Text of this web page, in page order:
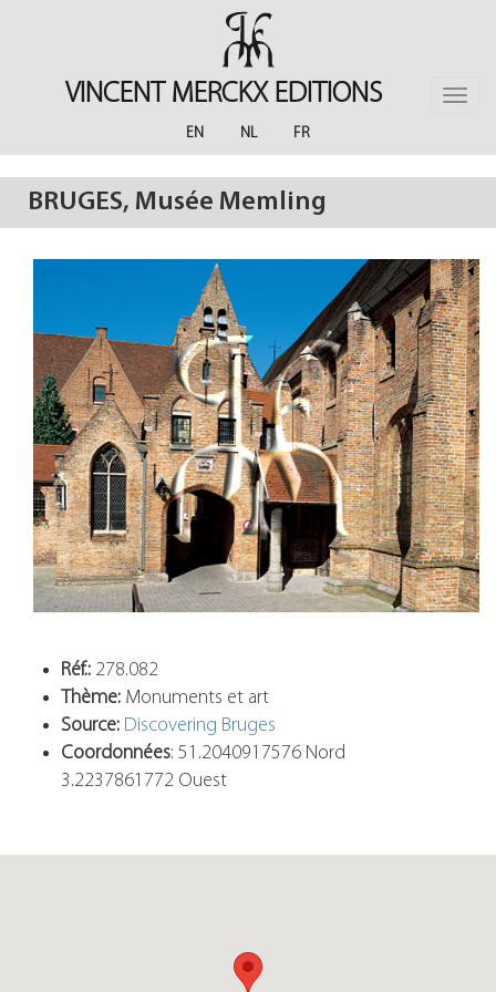
VINCENT MERCKX EDITIONS
Toggle
EN
NL FR
BRUGES, Musée Memling
Réf.: 278.082
Thème: Monuments et art
Source: Discovering Bruges
Coordonnées: 51.2040917576 Nord
3.2237861772 Ouest